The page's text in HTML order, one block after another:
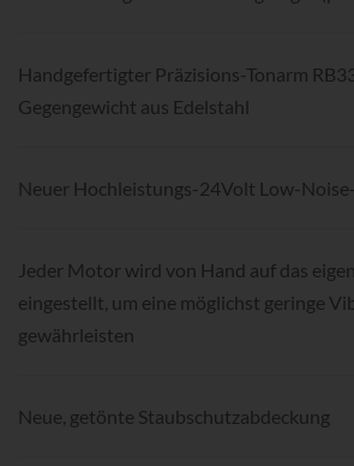
Handgefertigter Präzisions-Tonarm
Gegengewicht aus Edelstahl
Neuer Hochleistungs-24Volt Low-
Jeder Motor wird von Hand auf das
eingestellt, um eine möglichst geringe
gewährleisten
Neue, getönte Staubschutzabdeckung